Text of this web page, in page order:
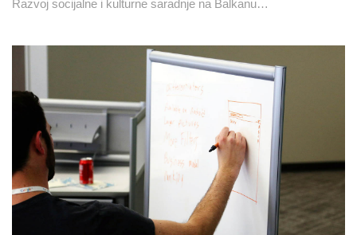
Razvoj socijalne i kulturne saradnje na Balkanu…